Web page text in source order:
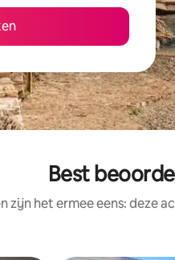
Best
zijn het ermee eens: deze